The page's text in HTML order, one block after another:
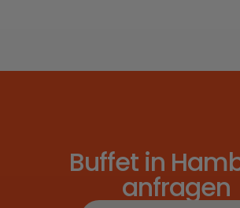
Buffet in
anfragen